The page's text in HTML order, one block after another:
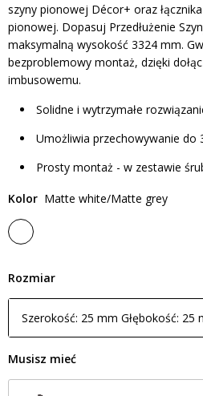
szyny pionowej Décor+ oraz
pionowej. Dopasuj Przedłużenie
maksymalną wysokość 3324 mm.
bezproblemowy montaż, dzięki
imbusowemu.
Solidne i wytrzymałe
Umożliwia przechowywanie do
Prosty montaż - w zestawie
Kolor Matte white/Matte grey
Rozmiar
Szerokość: 25 mm Głębokość: 25
Musisz mieć